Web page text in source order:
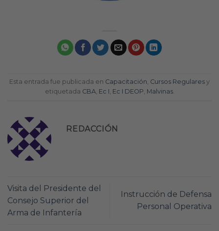
Esta entrada fue publicada en Capacitación, Cursos Regulares y
etiquetada CBA, Ec I, Ec I DEOP, Malvinas.
REDACCIÓN
Visita del Presidente del
Consejo Superior del
Arma de Infantería
Instrucción de Defensa
Personal Operativa